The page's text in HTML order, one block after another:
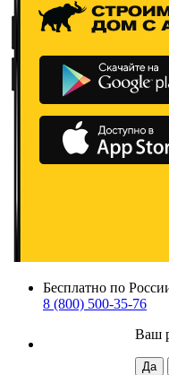
Бесплатно по
8 (800) 500-35-76
Ваш